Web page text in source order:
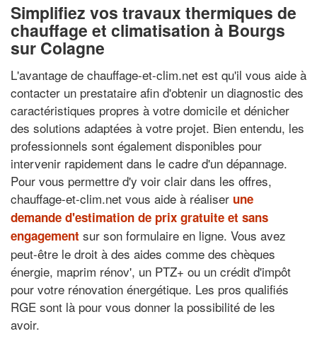
Simplifiez vos travaux thermiques de
chauffage et climatisation à Bourgs
sur Colagne
L'avantage de chauffage-et-clim.net est qu'il vous aide à
contacter un prestataire afin d'obtenir un diagnostic des
caractéristiques propres à votre domicile et dénicher
des solutions adaptées à votre projet. Bien entendu, les
professionnels sont également disponibles pour
intervenir rapidement dans le cadre d'un dépannage.
Pour vous permettre d'y voir clair dans les offres,
chauffage-et-clim.net vous aide à réaliser une
demande d'estimation de prix gratuite et sans
engagement sur son formulaire en ligne. Vous avez
peut-être le droit à des aides comme des chèques
énergie, maprim rénov', un PTZ+ ou un crédit d'impôt
pour votre rénovation énergétique. Les pros qualifiés
RGE sont là pour vous donner la possibilité de les
avoir.